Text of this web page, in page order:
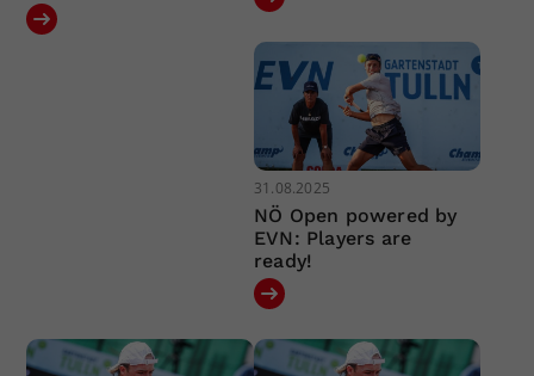
31.08.2025
NÖ Open powered by
EVN: Players are
ready!